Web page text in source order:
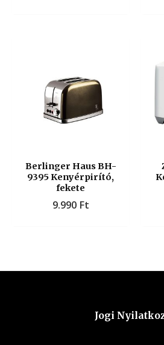
Berlinger Haus BH-
9395 Kenyérpirító,
fekete
9.990 Ft
Jogi